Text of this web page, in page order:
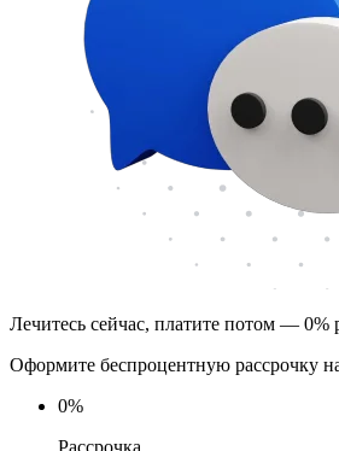
Лечитесь сейчас, платите потом — 0%
Оформите беспроцентную рассрочку
0%
Рассрочка